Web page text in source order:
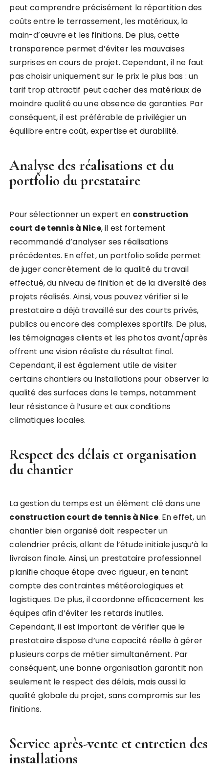
peut comprendre précisément la répartition des
coûts entre le terrassement, les matériaux, la
main-d’œuvre et les finitions. De plus, cette
transparence permet d’éviter les mauvaises
surprises en cours de projet. Cependant, il ne faut
pas choisir uniquement sur le prix le plus bas : un
tarif trop attractif peut cacher des matériaux de
moindre qualité ou une absence de garanties. Par
conséquent, il est préférable de privilégier un
équilibre entre coût, expertise et durabilité.
Analyse des réalisations et du
portfolio du prestataire
Pour sélectionner un expert en construction
court de tennis à Nice, il est fortement
recommandé d’analyser ses réalisations
précédentes. En effet, un portfolio solide permet
de juger concrètement de la qualité du travail
effectué, du niveau de finition et de la diversité des
projets réalisés. Ainsi, vous pouvez vérifier si le
prestataire a déjà travaillé sur des courts privés,
publics ou encore des complexes sportifs. De plus,
les témoignages clients et les photos avant/après
offrent une vision réaliste du résultat final.
Cependant, il est également utile de visiter
certains chantiers ou installations pour observer la
qualité des surfaces dans le temps, notamment
leur résistance à l’usure et aux conditions
climatiques locales.
Respect des délais et organisation
du chantier
La gestion du temps est un élément clé dans une
construction court de tennis à Nice. En effet, un
chantier bien organisé doit respecter un
calendrier précis, allant de l’étude initiale jusqu’à la
livraison finale. Ainsi, un prestataire professionnel
planifie chaque étape avec rigueur, en tenant
compte des contraintes météorologiques et
logistiques. De plus, il coordonne efficacement les
équipes afin d’éviter les retards inutiles.
Cependant, il est important de vérifier que le
prestataire dispose d’une capacité réelle à gérer
plusieurs corps de métier simultanément. Par
conséquent, une bonne organisation garantit non
seulement le respect des délais, mais aussi la
qualité globale du projet, sans compromis sur les
finitions.
Service après-vente et entretien des
installations